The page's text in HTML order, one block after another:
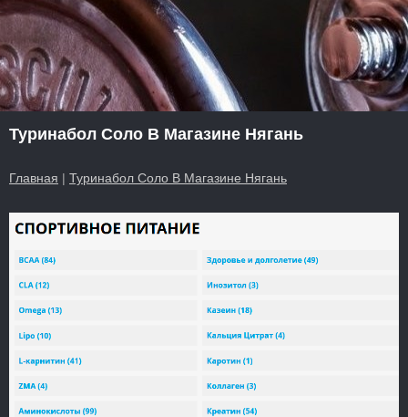
Туринабол Соло В Магазине Нягань
Главная | Туринабол Соло В Магазине Нягань